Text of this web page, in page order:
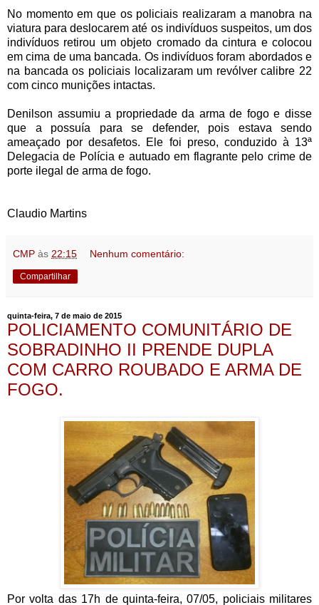
No momento em que os policiais realizaram a manobra na
viatura para deslocarem até os indivíduos suspeitos, um dos
indivíduos retirou um objeto cromado da cintura e colocou
em cima de uma bancada. Os indivíduos foram abordados e
na bancada os policiais localizaram um revólver calibre 22
com cinco munições intactas.
Denilson assumiu a propriedade da arma de fogo e disse
que a possuía para se defender, pois estava sendo
ameaçado por desafetos. Ele foi preso, conduzido à 13ª
Delegacia de Polícia e autuado em flagrante pelo crime de
porte ilegal de arma de fogo.
Claudio Martins
CMP às 22:15 Nenhum comentário:
Compartilhar
quinta-feira, 7 de maio de 2015
POLICIAMENTO COMUNITÁRIO DE
SOBRADINHO II PRENDE DUPLA
COM CARRO ROUBADO E ARMA DE
FOGO.
Por volta das 17h de quinta-feira, 07/05, policiais militares